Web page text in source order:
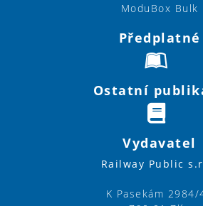
ModuBox Bulk
Předplatné
Ostatní
Vydavatel
Railway Public
K Pasekám 2984/